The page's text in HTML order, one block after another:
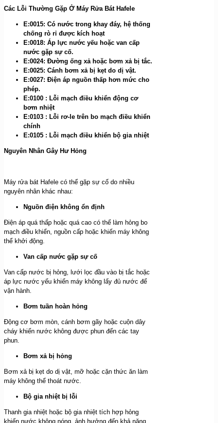
Các Lỗi Thường Gặp Ở Máy Rửa Bát Hafele
E:0015: Có nước trong khay đáy, hệ thống
chống rò rỉ được kích hoạt
E:0018: Áp lực nước yếu hoặc van cấp
nước gặp sự cố.
E:0024: Đường ống xả hoặc bơm xả bị tắc.
E:0025: Cánh bơm xả bị kẹt do dị vật.
E:0027: Điện áp nguồn thấp hơn mức cho
phép.
E:0100 : Lỗi mạch điều khiển động cơ
bơm nhiệt
E:0103 : Lỗi rơ-le trên bo mạch điều khiển
chính
E:0105 : Lỗi mạch điều khiển bộ gia nhiệt
Nguyên Nhân Gây Hư Hỏng
Máy rửa bát Hafele có thể gặp sự cố do nhiều
nguyên nhân khác nhau:
Nguồn điện không ổn định
Điện áp quá thấp hoặc quá cao có thể làm hỏng bo
mạch điều khiển, nguồn cấp hoặc khiến máy không
thể khởi động.
Van cấp nước gặp sự cố
Van cấp nước bị hỏng, lưới lọc đầu vào bị tắc hoặc
áp lực nước yếu khiến máy không lấy đủ nước để
vận hành.
Bơm tuần hoàn hỏng
Động cơ bơm mòn, cánh bơm gãy hoặc cuộn dây
cháy khiến nước không được phun đến các tay
phun.
Bơm xả bị hỏng
Bơm xả bị kẹt do dị vật, mỡ hoặc cặn thức ăn làm
máy không thể thoát nước.
Bộ gia nhiệt bị lỗi
Thanh gia nhiệt hoặc bộ gia nhiệt tích hợp hỏng
khiến nước không nóng, ảnh hưởng đến khả năng